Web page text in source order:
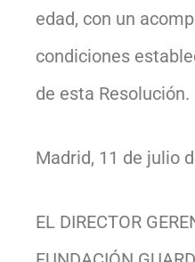
edad, con un
condiciones
de esta Resolución.
Madrid, 11 de julio
EL DIRECTOR